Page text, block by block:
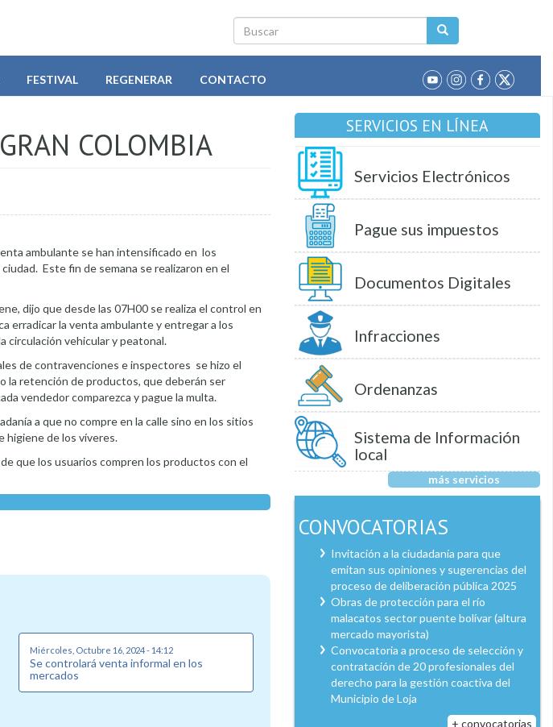
Buscar
FESTIVAL REGENERAR CONTACTO
COLOMBIA
ambulante se han intensificado en los
Este fin de semana se realizaron en el
dijo que desde las 07H00 se realiza el control en
erradicar la venta ambulante y entregar a los
circulación vehicular y peatonal.
de contravenciones e inspectores se hizo el
la retención de productos, que deberán ser
vendedor comparezca y pague la multa.
a que no compre en la calle sino en los sitios
higiene de los víveres.
que los usuarios compren los productos con el
Miércoles, Octubre 16, 2024 - 14:12
Se controlará venta informal en los
mercados
SERVICIOS EN LÍNEA
Servicios Electrónicos
Pague sus impuestos
Documentos Digitales
Infracciones
Ordenanzas
Sistema de Información
local
más servicios
CONVOCATORIAS
Invitación a la ciudadanía para que
emitan sus opiniones y sugerencias del
proceso de deliberación pública 2025
Obras de protección para el río
malacatos sector puente bolívar (altura
mercado mayorista)
Convocatoria a proceso de selección y
contratación de 20 profesionales del
derecho para la gestión coactiva del
Municipio de Loja
+ convocatorias